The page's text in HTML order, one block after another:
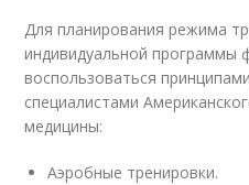
Для планирования режима
индивидуальной программы
воспользоваться
специалистами
медицины:
Аэробные тренировки.